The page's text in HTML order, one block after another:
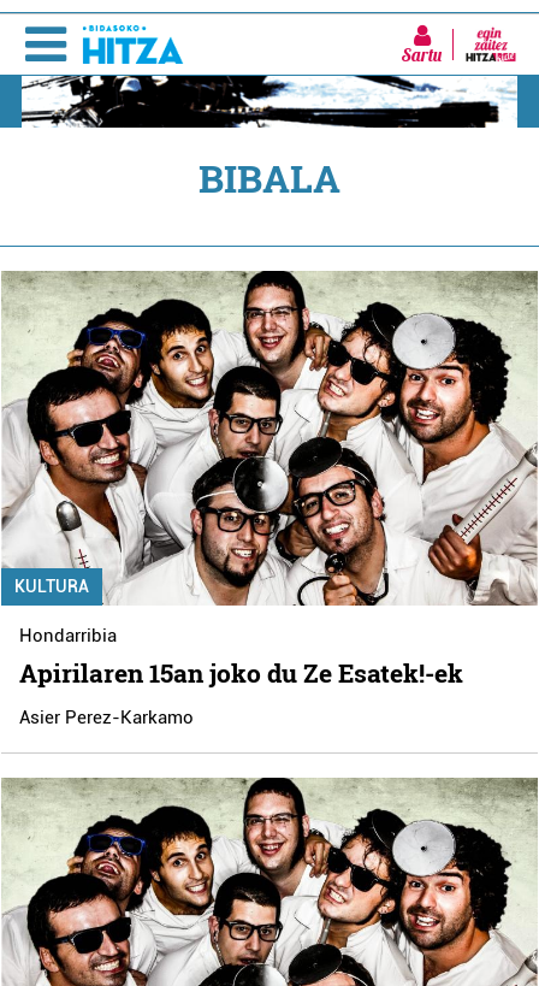
Sartu
BIBALA
KULTURA
Hondarribia
Apirilaren 15an joko du Ze Esatek!-ek
Asier Perez-Karkamo